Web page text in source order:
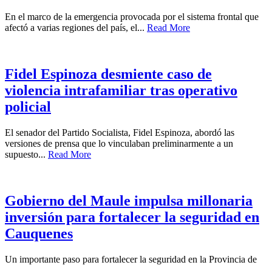
En el marco de la emergencia provocada por el sistema frontal que
afectó a varias regiones del país, el... Read More
Fidel Espinoza desmiente caso de
violencia intrafamiliar tras operativo
policial
El senador del Partido Socialista, Fidel Espinoza, abordó las
versiones de prensa que lo vinculaban preliminarmente a un
supuesto... Read More
Gobierno del Maule impulsa millonaria
inversión para fortalecer la seguridad en
Cauquenes
Un importante paso para fortalecer la seguridad en la Provincia de